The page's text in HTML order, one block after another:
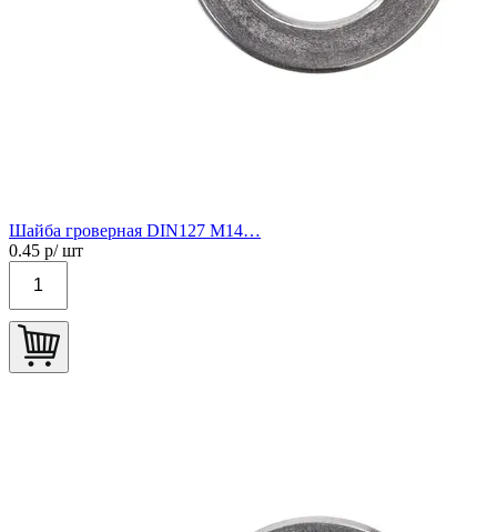
Шайба гроверная DIN127 М14…
0.45 р/ шт